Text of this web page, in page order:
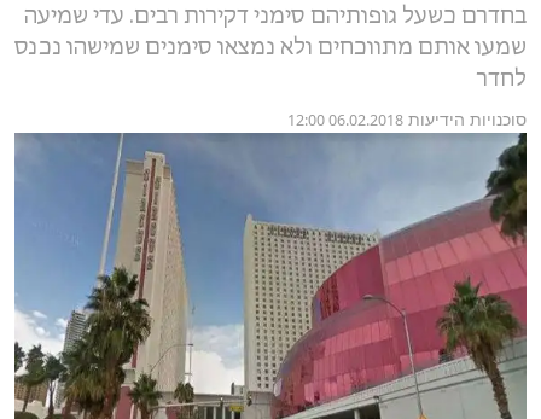
בחדרם כשעל גופותיהם סימני דקירות רבים. עדי שמיעה
שמעו אותם מתווכחים ולא נמצאו סימנים שמישהו נכנס
לחדר
סוכנויות הידיעות 06.02.2018 12:00